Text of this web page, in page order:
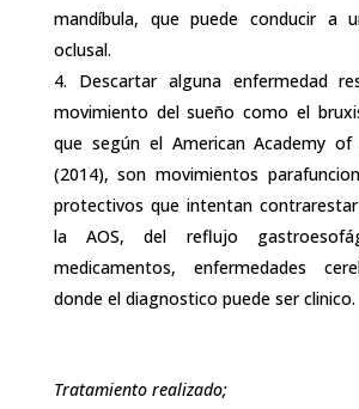
mandíbula, que puede conducir a
oclusal.
Descartar alguna enfermedad
movimiento del sueño como el
que según el American Academy of
(2014), son movimientos
protectivos que intentan
la AOS, del reflujo
medicamentos, enfermedades
donde el diagnostico puede ser clinico.
Tratamiento realizado;